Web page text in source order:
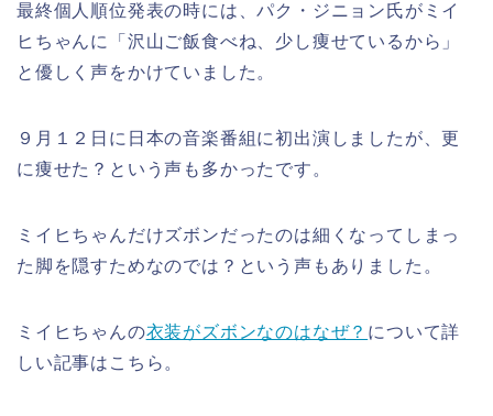
最終個人順位発表の時には、パク・ジニョン氏がミイ
ヒちゃんに「沢山ご飯食べね、少し痩せているから」
と優しく声をかけていました。
９月１２日に日本の音楽番組に初出演しましたが、更
に痩せた？という声も多かったです。
ミイヒちゃんだけズボンだったのは細くなってしまっ
た脚を隠すためなのでは？という声もありました。
ミイヒちゃんの衣装がズボンなのはなぜ？ について詳
しい記事はこちら。